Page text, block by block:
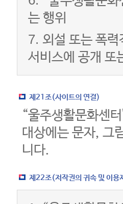
는 행위
7. 외설 또는 폭
서비스에 공개 또
제21조(사이트의 연결)
“울주생활문화센
대상에는 문자, 그
니다.
제22조(저작권의 귀속 및 이용